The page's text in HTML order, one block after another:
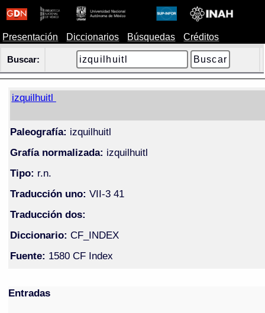
Presentación Diccionarios Búsquedas Créditos
Buscar:
izquilhuitl
Paleografía: izquilhuitl
Grafía normalizada: izquilhuitl
Tipo: r.n.
Traducción uno: VII-3 41
Traducción dos:
Diccionario: CF_INDEX
Fuente: 1580 CF Index
Entradas